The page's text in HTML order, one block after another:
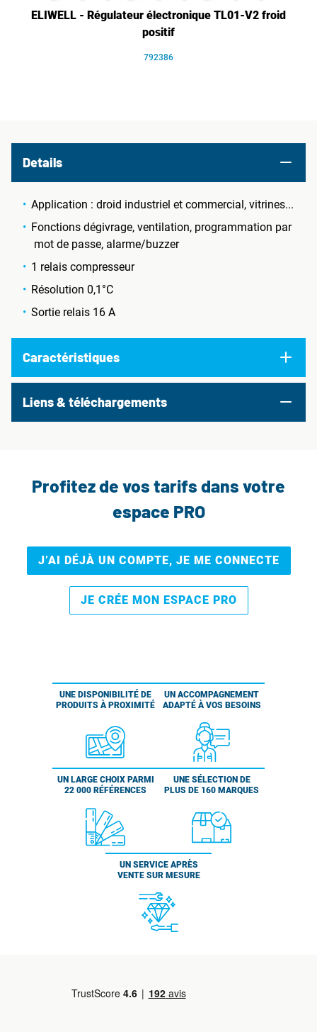
ELIWELL - Régulateur électronique TL01-V2 froid
positif
792386
Details
Application : droid industriel et commercial, vitrines...
Fonctions dégivrage, ventilation, programmation par
mot de passe, alarme/buzzer
1 relais compresseur
Résolution 0,1°C
Sortie relais 16 A
Caractéristiques
Liens & téléchargements
Profitez de vos tarifs dans votre
espace PRO
J’AI DÉJÀ UN COMPTE, JE ME CONNECTE
JE CRÉE MON ESPACE PRO
UNE DISPONIBILITÉ DE
PRODUITS À PROXIMITÉ
UN ACCOMPAGNEMENT
ADAPTÉ À VOS BESOINS
UN LARGE CHOIX PARMI
22 000 RÉFÉRENCES
UNE SÉLECTION DE
PLUS DE 160 MARQUES
UN SERVICE APRÈS
VENTE SUR MESURE